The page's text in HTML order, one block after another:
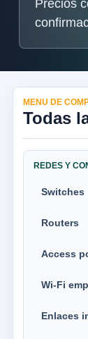
Precios
MENU DE
Todas
REDES Y
Switches
Routers
Access
Wi-Fi
Enlaces